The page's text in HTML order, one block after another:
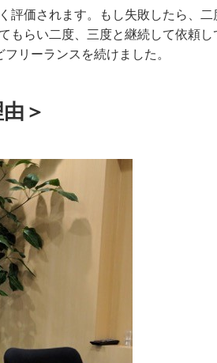
価されます。もし失敗したら、
らい二度、三度と継続して依頼
リーランスを続けました。
＞